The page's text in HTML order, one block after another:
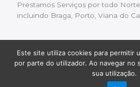
Prestamos Serviços por todo
incluindo Braga, Porto, Viana do
Livro de Reclamações |
Copyright © 2022 Limpeza
Fluxo Digital – a
Este site utiliza cookies para permitir
por parte do utilizador. Ao navegar no
sua utilização.